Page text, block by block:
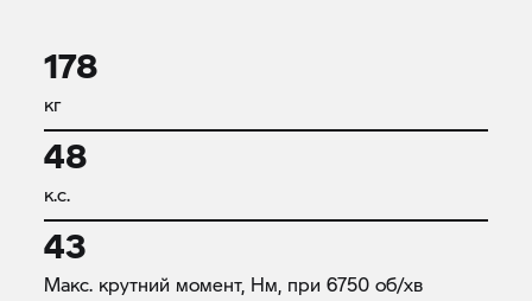
178
кг
48
к.с.
43
Макс. крутний момент, Нм, при 6750 об/хв